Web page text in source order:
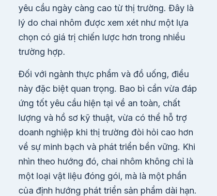
yêu cầu ngày càng cao từ thị trường. Đây là
lý do chai nhôm được xem xét như một lựa
chọn có giá trị chiến lược hơn trong nhiều
trường hợp.
Đối với ngành thực phẩm và đồ uống, điều
này đặc biệt quan trọng. Bao bì cần vừa đáp
ứng tốt yêu cầu hiện tại về an toàn, chất
lượng và hồ sơ kỹ thuật, vừa có thể hỗ trợ
doanh nghiệp khi thị trường đòi hỏi cao hơn
về sự minh bạch và phát triển bền vững. Khi
nhìn theo hướng đó, chai nhôm không chỉ là
một loại vật liệu đóng gói, mà là một phần
của định hướng phát triển sản phẩm dài hạn.